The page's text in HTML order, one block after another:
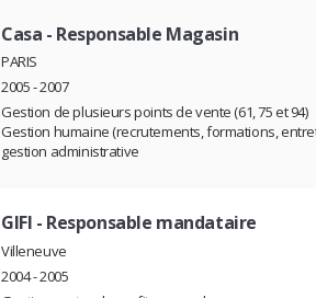
Casa - Responsable Magasin
PARIS
2005 - 2007
Gestion de plusieurs points de vente (61, 75 et 94)
Gestion humaine (recrutements, formations,
gestion administrative
GIFI - Responsable mandataire
Villeneuve
2004 - 2005